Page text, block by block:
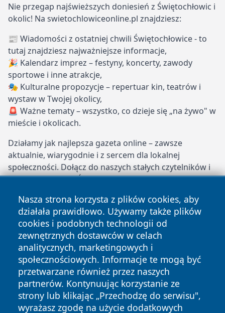
Nasza strona korzysta z plików cookies, aby
działała prawidłowo. Używamy także plików
cookies i podobnych technologii od
zewnętrznych dostawców w celach
analitycznych, marketingowych i
społecznościowych. Informacje te mogą być
przetwarzane również przez naszych
partnerów. Kontynuując korzystanie ze
strony lub klikając „Przechodzę do serwisu",
wyrażasz zgodę na użycie dodatkowych
Nie przegap najświeższych doniesień z Świętochłowic i
okolic! Na swietochlowiceonline.pl znajdziesz:
📰 Wiadomości z ostatniej chwili Świętochłowice - to
tutaj znajdziesz najważniejsze informacje,
🎉 Kalendarz imprez – festyny, koncerty, zawody
sportowe i inne atrakcje,
🎭 Kulturalne propozycje – repertuar kin, teatrów i
wystaw w Twojej okolicy,
🚨 Ważne tematy – wszystko, co dzieje się „na żywo" w
mieście i okolicach.
Działamy jak najlepsza gazeta online – zawsze
aktualnie, wiarygodnie i z sercem dla lokalnej
społeczności. Dołącz do naszych stałych czytelników i
bądź na bieżąco z Świętochłowicami!
swietochlowiceonline.pl – Twoje miejskie oko i
ucho!
Copyright © 2026 swietochlowiceonline.pl Wszystkie prawa
zastrzeżone.
News Autorzy
Polityka
Prywatności
Polityka
Cookies